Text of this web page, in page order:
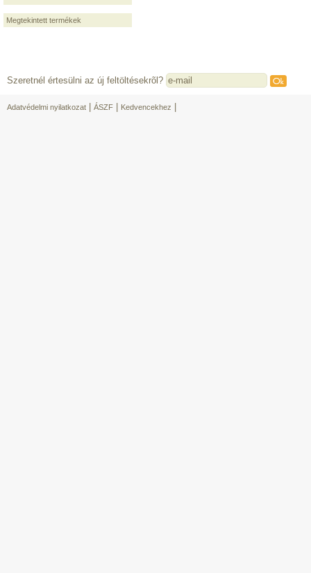
Megtekintett termékek
Szeretnél értesülni az új feltöltésekrõl?
Adatvédelmi nyilatkozat ÁSZF Kedvencekhez